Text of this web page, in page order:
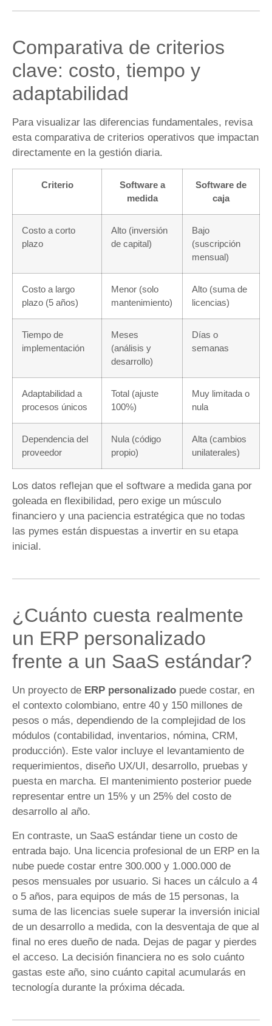
Comparativa de criterios
clave: costo, tiempo y
adaptabilidad
Para visualizar las diferencias fundamentales, revisa
esta comparativa de criterios operativos que impactan
directamente en la gestión diaria.
Criterio
Software a
medida
Software de
caja
Costo a corto
plazo
Alto (inversión
de capital)
Bajo
(suscripción
mensual)
Costo a largo
plazo (5 años)
Menor (solo
mantenimiento)
Alto (suma de
licencias)
Tiempo de
implementación
Meses
(análisis y
desarrollo)
Días o
semanas
Adaptabilidad a
procesos únicos
Total (ajuste
100%)
Muy limitada o
nula
Dependencia del
proveedor
Nula (código
propio)
Alta (cambios
unilaterales)
Los datos reflejan que el software a medida gana por
goleada en flexibilidad, pero exige un músculo
financiero y una paciencia estratégica que no todas
las pymes están dispuestas a invertir en su etapa
inicial.
¿Cuánto cuesta realmente
un ERP personalizado
frente a un SaaS estándar?
Un proyecto de ERP personalizado puede costar, en
el contexto colombiano, entre 40 y 150 millones de
pesos o más, dependiendo de la complejidad de los
módulos (contabilidad, inventarios, nómina, CRM,
producción). Este valor incluye el levantamiento de
requerimientos, diseño UX/UI, desarrollo, pruebas y
puesta en marcha. El mantenimiento posterior puede
representar entre un 15% y un 25% del costo de
desarrollo al año.
En contraste, un SaaS estándar tiene un costo de
entrada bajo. Una licencia profesional de un ERP en la
nube puede costar entre 300.000 y 1.000.000 de
pesos mensuales por usuario. Si haces un cálculo a 4
o 5 años, para equipos de más de 15 personas, la
suma de las licencias suele superar la inversión inicial
de un desarrollo a medida, con la desventaja de que al
final no eres dueño de nada. Dejas de pagar y pierdes
el acceso. La decisión financiera no es solo cuánto
gastas este año, sino cuánto capital acumularás en
tecnología durante la próxima década.